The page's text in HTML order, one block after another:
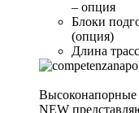
– опция
Блоки
(опция)
Длина
Высоконапорные
NEW